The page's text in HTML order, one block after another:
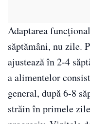
Adaptarea
săptămâni, nu zile.
ajustează în 2-4
a alimentelor
general, după 6-8
străin în primele